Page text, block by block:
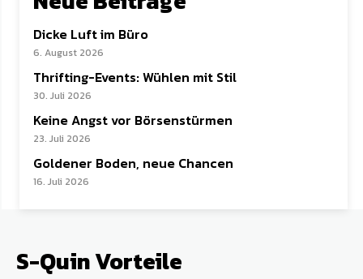
Dicke Luft im Büro
6. August 2026
Thrifting-Events: Wühlen mit Stil
30. Juli 2026
Keine Angst vor Börsenstürmen
23. Juli 2026
Goldener Boden, neue Chancen
16. Juli 2026
S-Quin Vorteile